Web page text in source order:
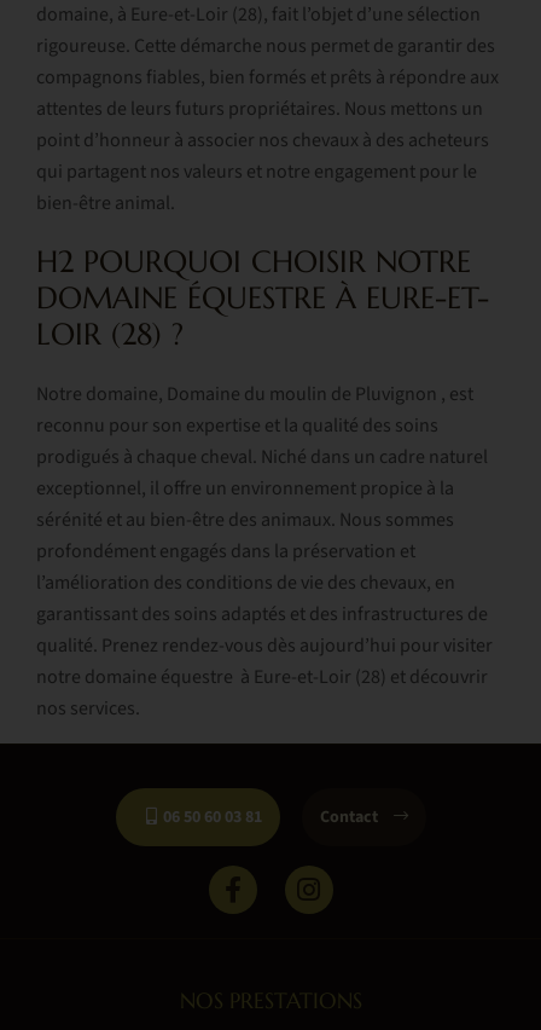
domaine, à Eure-et-Loir (28), fait l’objet d’une sélection
rigoureuse. Cette démarche nous permet de garantir des
compagnons fiables, bien formés et prêts à répondre aux
attentes de leurs futurs propriétaires. Nous mettons un
point d’honneur à associer nos chevaux à des acheteurs
qui partagent nos valeurs et notre engagement pour le
bien-être animal.
H2 POURQUOI CHOISIR NOTRE
DOMAINE ÉQUESTRE À EURE-ET-
LOIR (28) ?
Notre domaine, Domaine du moulin de Pluvignon , est
reconnu pour son expertise et la qualité des soins
prodigués à chaque cheval. Niché dans un cadre naturel
exceptionnel, il offre un environnement propice à la
sérénité et au bien-être des animaux. Nous sommes
profondément engagés dans la préservation et
l’amélioration des conditions de vie des chevaux, en
garantissant des soins adaptés et des infrastructures de
qualité. Prenez rendez-vous dès aujourd’hui pour visiter
notre domaine équestre à Eure-et-Loir (28) et découvrir
nos services.
06 50 60 03 81 Contact
NOS PRESTATIONS